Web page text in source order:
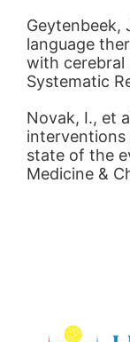
Geytenbeek,
language
with cerebral
Systematic
Novak, I., et
state of the
Medicine &